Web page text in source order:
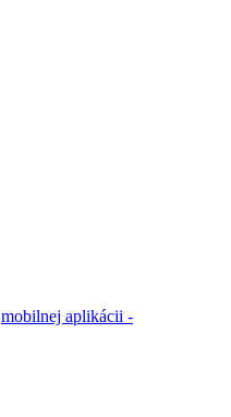
mobilnej aplikácii -